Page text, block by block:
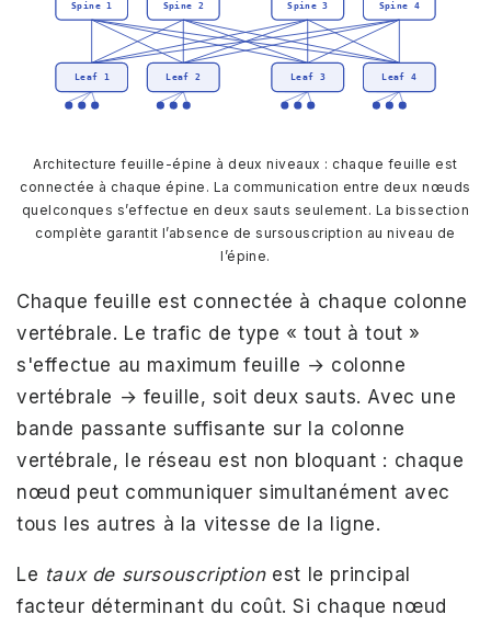
Spine 1 Spine 2 Spine 3 Spine 4
Leaf 1 Leaf 2 Leaf 3 Leaf 4
Architecture feuille-épine à deux niveaux : chaque feuille est
connectée à chaque épine. La communication entre deux nœuds
quelconques s’effectue en deux sauts seulement. La bissection
complète garantit l’absence de sursouscription au niveau de
l’épine.
Chaque feuille est connectée à chaque colonne
vertébrale. Le trafic de type « tout à tout »
s'effectue au maximum feuille → colonne
vertébrale → feuille, soit deux sauts. Avec une
bande passante suffisante sur la colonne
vertébrale, le réseau est non bloquant : chaque
nœud peut communiquer simultanément avec
tous les autres à la vitesse de la ligne.
Le taux de sursouscriptionest le principal
facteur déterminant du coût. Si chaque nœud